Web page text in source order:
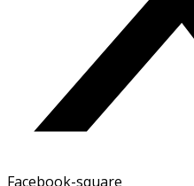
Facebook-square